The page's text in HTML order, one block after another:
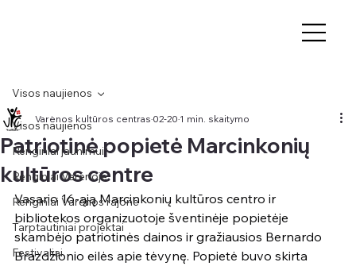
Visos naujienos
Renginiai jaunimui
Renginiai Varėnoje
Renginiai Varėnos rajone
Tarptautiniai projektai
Festivaliai
Visos naujienos
Patriotinė popietė Marcinkonių
kultūros centre
Varėnos kultūros centras 02-20 1 min. skaitymo
Vasario 16-ąją Marcinkonių kultūros centro ir
bibliotekos organizuotoje šventinėje popietėje
skambėjo patriotinės dainos ir gražiausios Bernardo
Brazdžionio eilės apie tėvynę. Popietė buvo skirta